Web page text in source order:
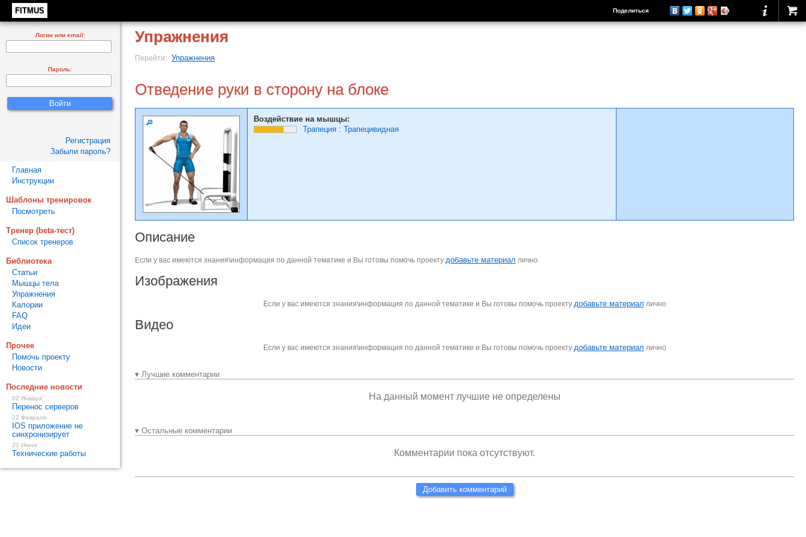
FITMUS Поделиться
Упражнения
Перейти: Упражнения
Отведение руки в сторону на блоке
Воздействие на мышцы:
Трапеция : Трапецивидная
Описание
Если у вас имеются знания\информация по данной тематике и Вы готовы помочь проекту добавьте материал лично
Изображения
Если у вас имеются знания\информация по данной тематике и Вы готовы помочь проекту добавьте материал лично
Видео
Если у вас имеются знания\информация по данной тематике и Вы готовы помочь проекту добавьте материал лично
▾ Лучшие комментарии
На данный момент лучшие не определены
▾ Остальные комментарии
Комментарии пока отсутствуют.
Добавить комментарий
Логин или email:
Пароль:
Регистрация
Забыли пароль?
Главная
Инструкции
Шаблоны тренировок
Посмотреть
Тренер (beta-тест)
Список тренеров
Библиотека
Статьи
Мышцы тела
Упражнения
Калории
FAQ
Идеи
Прочее
Помочь проекту
Новости
Последние новости
02 Января
Перенос серверов
22 Февраля
IOS приложение не
синхронизирует
20 Июня
Технические работы